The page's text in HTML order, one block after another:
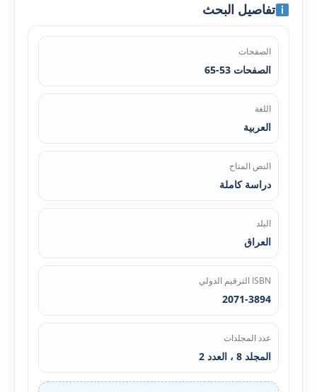
تفاصيل البحث
الصفحات
الصفحات 53-65
اللغة
العربية
النص المتاح
دراسة كاملة
البلد
العراق
ISBN الترقيم الدولي
2071-3894
عدد المجلدات
المجلد 8 ، العدد 2